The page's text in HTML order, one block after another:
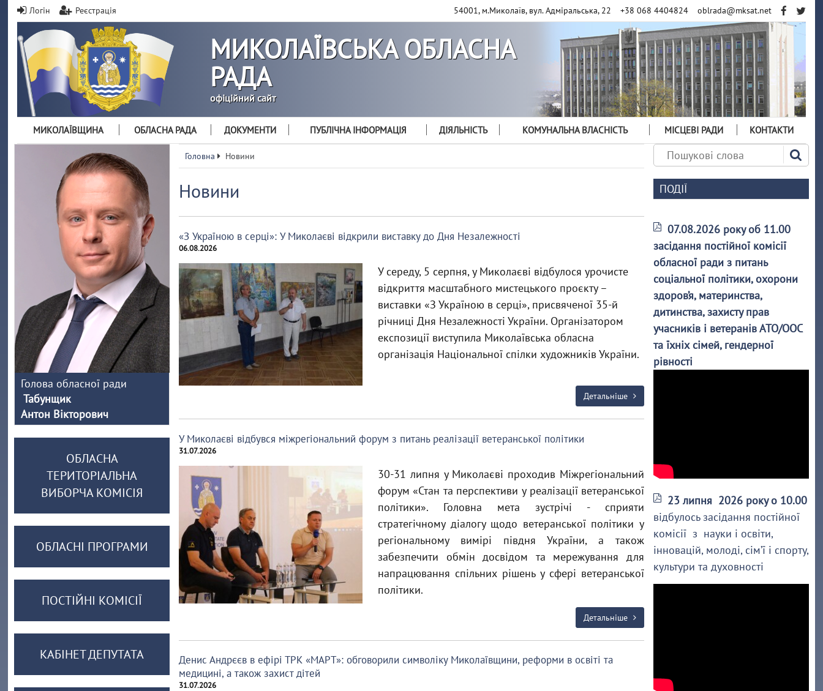
Логін Реєстрація 54001, м.Миколаїв, вул. Адміральська, 22 +38 068 4404824 oblrada@mksat.net
МИКОЛАЇВСЬКА ОБЛАСНА
РАДА
офіційний сайт
МИКОЛАЇВЩИНА ОБЛАСНА РАДА ДОКУМЕНТИ ПУБЛІЧНА ІНФОРМАЦІЯ ДІЯЛЬНІСТЬ КОМУНАЛЬНА ВЛАСНІСТЬ МІСЦЕВІ РАДИ КОНТАКТИ
Головна Новини
Новини
«З Україною в серці»: У Миколаєві відкрили виставку до Дня Незалежності
06.08.2026
У середу, 5 серпня, у Миколаєві відбулося урочисте
відкриття масштабного мистецького проєкту –
виставки «З Україною в серці», присвяченої 35-й
річниці Дня Незалежності України. Організатором
експозиції виступила Миколаївська обласна
організація Національної спілки художників України.
Детальніше
У Миколаєві відбувся міжрегіональний форум з питань реалізації ветеранської політики
31.07.2026
30-31 липня у Миколаєві проходив Міжрегіональний
форум «Стан та перспективи у реалізації ветеранської
політики». Головна мета зустрічі - сприяти
стратегічному діалогу щодо ветеранської політики у
регіональному вимірі півдня України, а також
забезпечити обмін досвідом та мережування для
напрацювання спільних рішень у сфері ветеранської
політики.
Детальніше
Денис Андрєєв в ефірі ТРК «МАРТ»: обговорили символіку Миколаївщини, реформи в освіті та
медицині, а також захист дітей
31.07.2026
ПОДІЇ
07.08.2026 року об 11.00
засідання постійної комісії
обласної ради з питань
соціальної політики, охорони
здоров’я, материнства,
дитинства, захисту прав
учасників і ветеранів АТО/ООС
та їхніх сімей, гендерної
рівності
23 липня 2026 року о 10.00
відбулось засідання постійної
комісії з науки і освіти,
інновацій, молоді, сім’ї і спорту,
культури та духовності
Голова обласної ради
Табунщик
Антон Вікторович
ОБЛАСНА
ТЕРИТОРІАЛЬНА
ВИБОРЧА КОМІСІЯ
ОБЛАСНІ ПРОГРАМИ
ПОСТІЙНІ КОМІСІЇ
КАБІНЕТ ДЕПУТАТА